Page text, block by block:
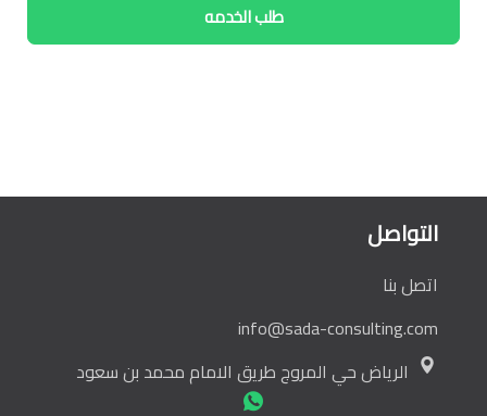
طلب الخدمه
التواصل
اتصل بنا
info@sada-consulting.com
الرياض حي المروج طريق الامام محمد بن سعود